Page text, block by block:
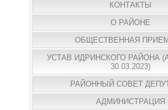
КОНТАКТЫ
О РАЙОНЕ
ОБЩЕСТВЕННАЯ
УСТАВ ИДРИНСКОГО РАЙОНА
30.03.2023)
РАЙОННЫЙ СОВЕТ
АДМИНИСТРАЦИЯ